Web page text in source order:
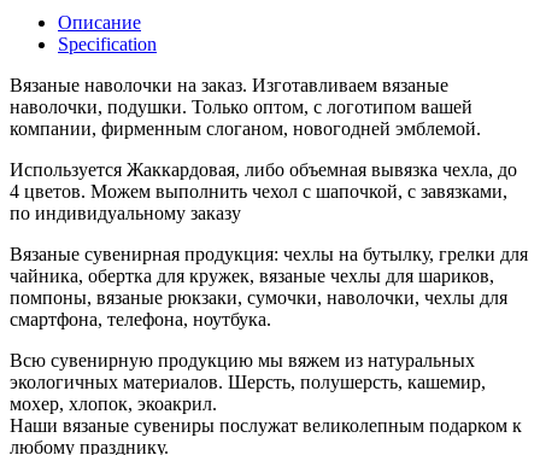
Описание
Specification
Вязаные наволочки на заказ. Изготавливаем вязаные
наволочки, подушки. Только оптом, с логотипом вашей
компании, фирменным слоганом, новогодней эмблемой.
Используется Жаккардовая, либо объемная вывязка чехла, до
4 цветов. Можем выполнить чехол с шапочкой, с завязками,
по индивидуальному заказу
Вязаные сувенирная продукция: чехлы на бутылку, грелки для
чайника, обертка для кружек, вязаные чехлы для шариков,
помпоны, вязаные рюкзаки, сумочки, наволочки, чехлы для
смартфона, телефона, ноутбука.
Всю сувенирную продукцию мы вяжем из натуральных
экологичных материалов. Шерсть, полушерсть, кашемир,
мохер, хлопок, экоакрил.
Наши вязаные сувениры послужат великолепным подарком к
любому празднику.